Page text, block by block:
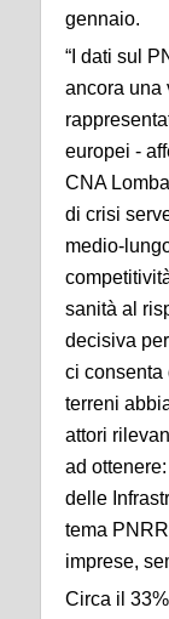
gennaio.
“I dati sul
ancora una
europei -
CNA
di crisi
medio-
sanità al
decisiva
ci consenta
terreni
attori
ad
delle
tema
imprese,
Circa il